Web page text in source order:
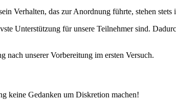
Verhalten, das zur Anordnung führte, stehen
Unterstützung für unsere Teilnehmer sind.
nach unserer Vorbereitung im ersten Versuch.
keine Gedanken um Diskretion machen!